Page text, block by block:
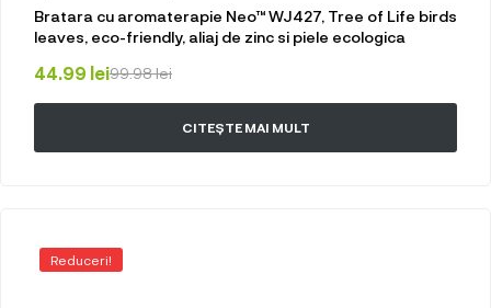
Bratara cu aromaterapie Neo™ WJ427, Tree of Life birds
leaves, eco-friendly, aliaj de zinc si piele ecologica
99.98lei
44.99 lei
CITEȘTE MAI MULT
Reduceri!